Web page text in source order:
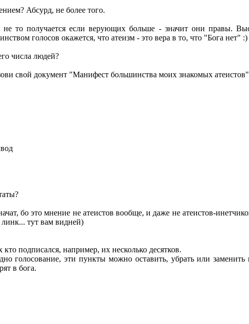
Абсурд, не более того.
то получается если верующих больше - значит они правы.
голосов окажется, что атеизм - это вера в то, что "Бога нет" :)
числа людей?
свой документ "Манифест большинства моих знакомых атеистов"
бо это мнение не атеистов вообще, и даже не атеистов-
тут вам видней)
подписался, например, их несколько десятков.
голосование, эти пункты можно оставить, убрать или
в бога.